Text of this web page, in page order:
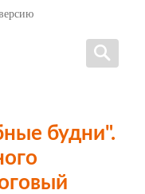
будни".